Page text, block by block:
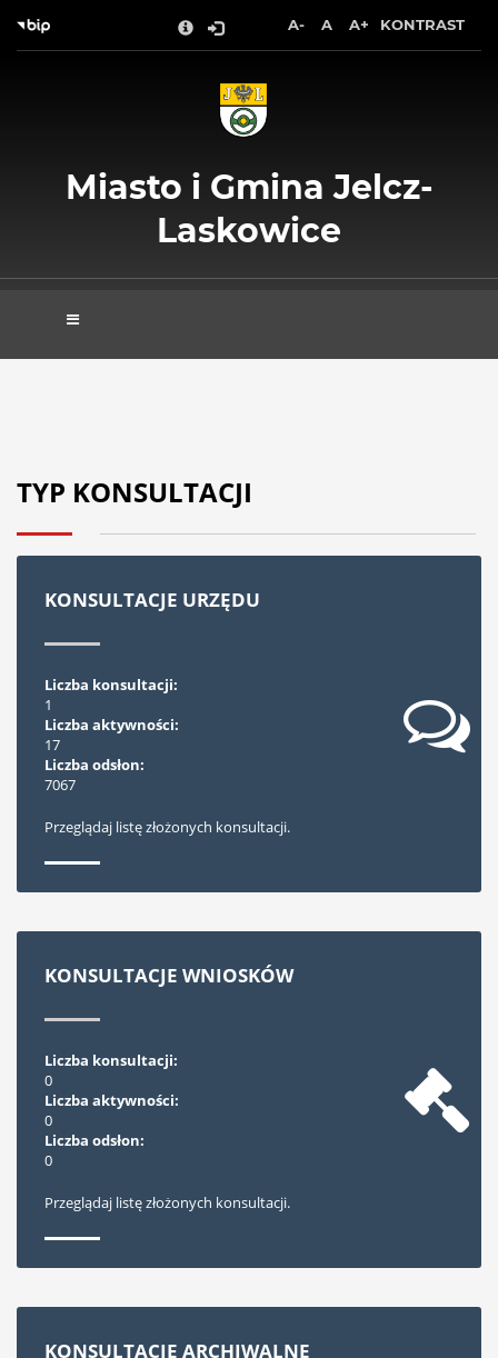
Przejdź do treści głównej
Przejdź do menu górnego
Przejdź do mapy serwisu
A- A A+ KONTRAST
Miasto i Gmina Jelcz-
Laskowice
TYP KONSULTACJI
KONSULTACJE URZĘDU
Liczba konsultacji:
1
Liczba aktywności:
17
Liczba odsłon:
7067
Przeglądaj listę złożonych konsultacji.
KONSULTACJE WNIOSKÓW
Liczba konsultacji:
0
Liczba aktywności:
0
Liczba odsłon:
0
Przeglądaj listę złożonych konsultacji.
KONSULTACJE ARCHIWALNE